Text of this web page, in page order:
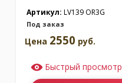
Артикул: LV139 OR3G
Под заказ
Цена 2550 руб.
Быстрый просмотр